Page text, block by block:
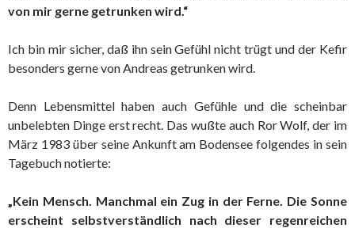
von mir gerne getrunken wird.“
Ich bin mir sicher, daß ihn sein Gefühl nicht trügt und der Kefir
besonders gerne von Andreas getrunken wird.
Denn Lebensmittel haben auch Gefühle und die scheinbar
unbelebten Dinge erst recht. Das wußte auch Ror Wolf, der im
März 1983 über seine Ankunft am Bodensee folgendes in sein
Tagebuch notierte:
„Kein Mensch. Manchmal ein Zug in der Ferne. Die Sonne
erscheint selbstverständlich nach dieser regenreichen